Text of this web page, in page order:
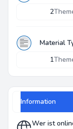
2
Material
1
Information
Wer ist